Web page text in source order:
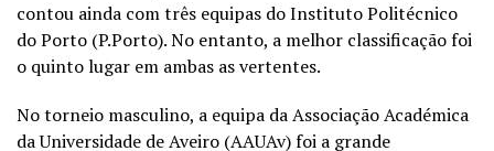
contou ainda com três equipas do Instituto Politécnico
do Porto (P.Porto). No entanto, a melhor classificação foi
o quinto lugar em ambas as vertentes.
No torneio masculino, a equipa da Associação Académica
da Universidade de Aveiro (AAUAv) foi a grande